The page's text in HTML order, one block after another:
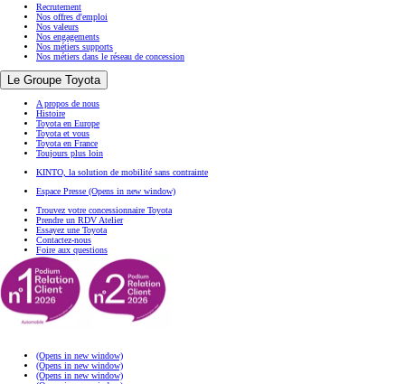
Recrutement
Nos offres d'emploi
Nos valeurs
Nos engagements
Nos métiers supports
Nos métiers dans le réseau de concession
Le Groupe Toyota
A propos de nous
Histoire
Toyota en Europe
Toyota et vous
Toyota en France
Toujours plus loin
KINTO, la solution de mobilité sans contrainte
Espace Presse (Opens in new window)
Trouvez votre concessionnaire Toyota
Prendre un RDV Atelier
Essayez une Toyota
Contactez-nous
Foire aux questions
(Opens in new window)
(Opens in new window)
(Opens in new window)